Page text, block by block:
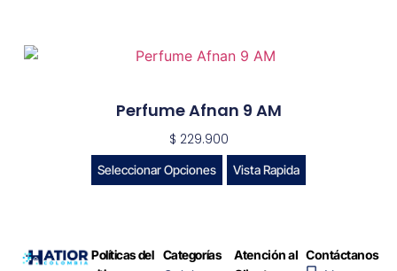
Perfume Afnan 9 AM
$ 229.900
Seleccionar Opciones Vista Rapida
Políticas del
Categorías
Atención al Contáctanos